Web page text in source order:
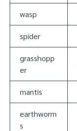
wasp
spider
grasshopp
er
mantis
earthworm
s